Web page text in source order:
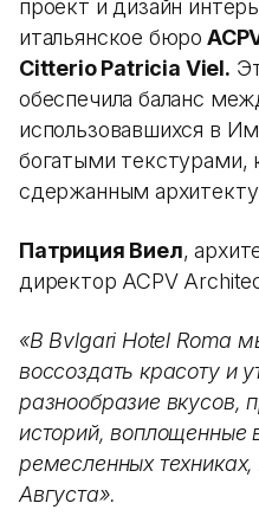
проект и дизайн
итальянское бюро
Citterio Patricia Viel.
обеспечила баланс
использовавшихся в
богатыми
сдержанным
Патриция Виел,
директор ACPV
«В Bvlgari Hotel Roma
воссоздать красоту и
разнообразие вкусов,
историй, воплощенные
ремесленных
Августа».